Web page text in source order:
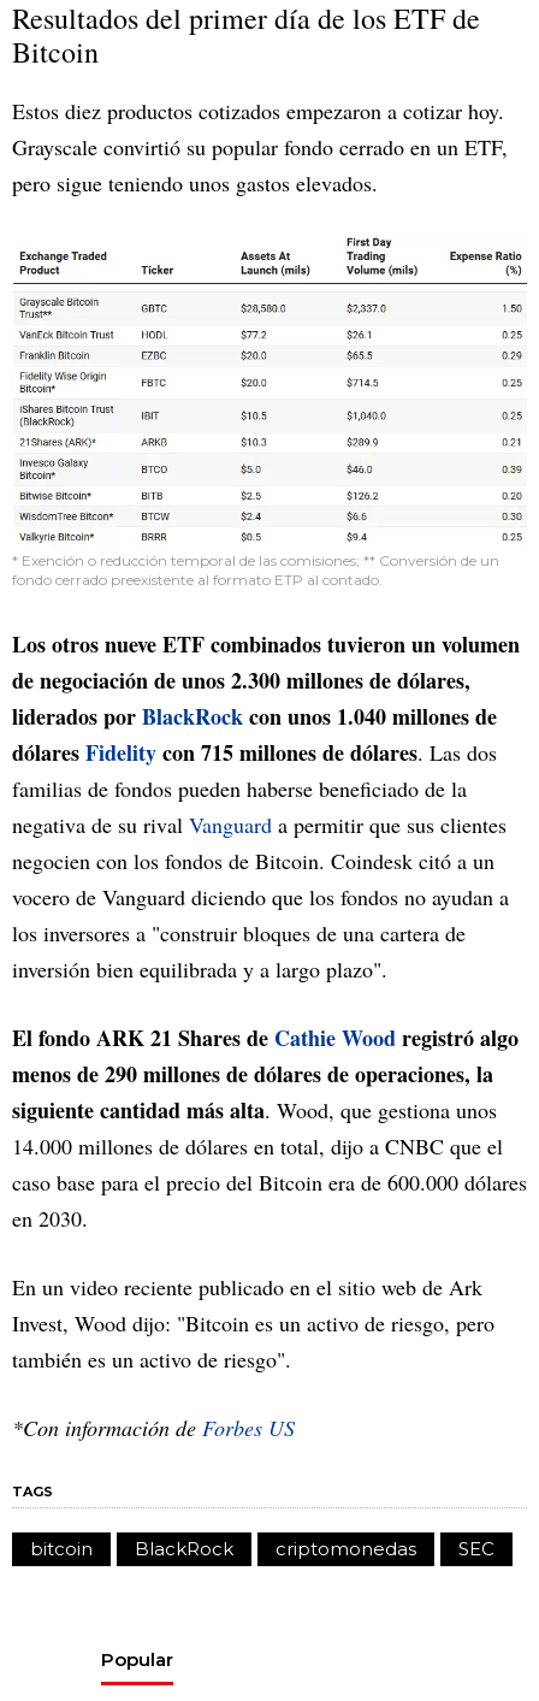
Resultados del primer día de los ETF de
Bitcoin
Estos diez productos cotizados empezaron a cotizar hoy.
Grayscale convirtió su popular fondo cerrado en un ETF,
pero sigue teniendo unos gastos elevados.
* Exención o reducción temporal de las comisiones; ** Conversión de un
fondo cerrado preexistente al formato ETP al contado.
Los otros nueve ETF combinados tuvieron un volumen
de negociación de unos 2.300 millones de dólares,
liderados porBlackRockcon unos 1.040 millones de
dólaresFidelitycon 715 millones de dólares. Las dos
familias de fondos pueden haberse beneficiado de la
negativa de su rival Vanguard a permitir que sus clientes
negocien con los fondos de Bitcoin. Coindesk citó a un
vocero de Vanguard diciendo que los fondos no ayudan a
los inversores a "construir bloques de una cartera de
inversión bien equilibrada y a largo plazo".
El fondo ARK 21 Shares de Cathie Woodregistró algo
menos de 290 millones de dólares de operaciones, la
siguiente cantidad más alta. Wood, que gestiona unos
14.000 millones de dólares en total, dijo a CNBC que el
caso base para el precio del Bitcoin era de 600.000 dólares
en 2030.
En un video reciente publicado en el sitio web de Ark
Invest, Wood dijo: "Bitcoin es un activo de riesgo, pero
también es un activo de riesgo".
*Con información de Forbes US
TAGS
bitcoin BlackRock criptomonedas SEC
Popular